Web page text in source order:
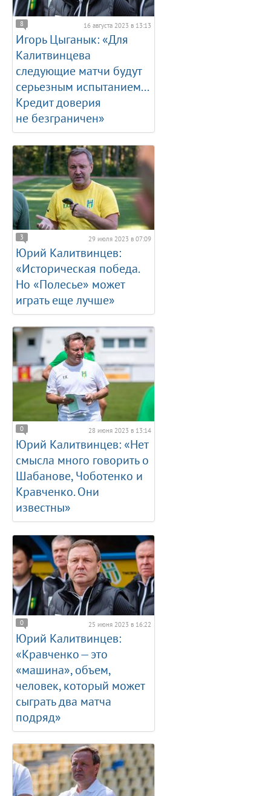
8 16 августа 2023 в 13:13
Игорь Цыганык: «Для
Калитвинцева
следующие матчи будут
серьезным испытанием...
Кредит доверия
не безграничен»
3 29 июля 2023 в 07:09
Юрий Калитвинцев:
«Историческая победа.
Но «Полесье» может
играть еще лучше»
0 28 июня 2023 в 13:14
Юрий Калитвинцев: «Нет
смысла много говорить о
Шабанове, Чоботенко и
Кравченко. Они
известны»
0 25 июня 2023 в 16:22
Юрий Калитвинцев:
«Кравченко — это
«машина», объем,
человек, который может
сыграть два матча
подряд»